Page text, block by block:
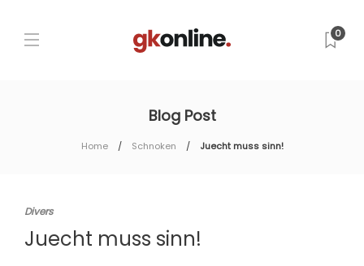
0
Blog Post
Home Schnoken Juecht muss sinn!
Divers
Juecht muss sinn!